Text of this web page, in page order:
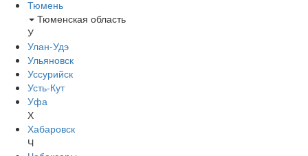
Тюмень
Тюменская область
У
Улан-Удэ
Ульяновск
Уссурийск
Усть-Кут
Уфа
Х
Хабаровск
Ч